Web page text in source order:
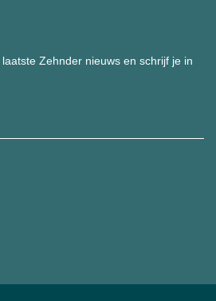
Zehnder nieuws en schrijf je in